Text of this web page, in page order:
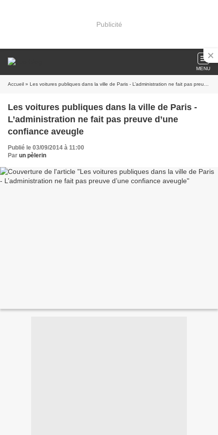
Publicité
MENU
Accueil » Les voitures publiques dans la ville de Paris - L’administration ne fait pas preuve d’une confiance aveugle
Les voitures publiques dans la ville de Paris -
L’administration ne fait pas preuve d’une
confiance aveugle
Publié le 03/09/2014 à 11:00
Par un pèlerin